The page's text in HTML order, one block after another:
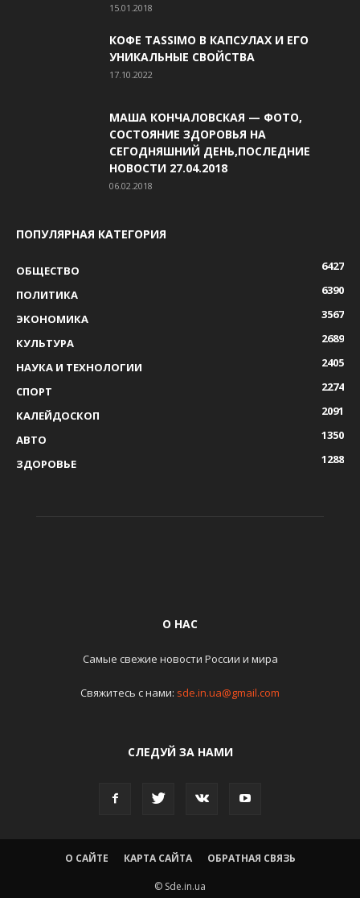
15.01.2018
КОФЕ TASSIMO В КАПСУЛАХ И ЕГО
УНИКАЛЬНЫЕ СВОЙСТВА
17.10.2022
МАША КОНЧАЛОВСКАЯ — ФОТО,
СОСТОЯНИЕ ЗДОРОВЬЯ НА
СЕГОДНЯШНИЙ ДЕНЬ,ПОСЛЕДНИЕ
НОВОСТИ 27.04.2018
06.02.2018
ПОПУЛЯРНАЯ КАТЕГОРИЯ
ОБЩЕСТВО
6427
ПОЛИТИКА
6390
ЭКОНОМИКА
3567
КУЛЬТУРА
2689
НАУКА И ТЕХНОЛОГИИ
2405
СПОРТ
2274
КАЛЕЙДОСКОП
2091
АВТО
1350
ЗДОРОВЬЕ
1288
О НАС
Самые свежие новости России и мира
Свяжитесь с нами: sde.in.ua@gmail.com
СЛЕДУЙ ЗА НАМИ
О САЙТЕ КАРТА САЙТА ОБРАТНАЯ СВЯЗЬ
© Sde.in.ua